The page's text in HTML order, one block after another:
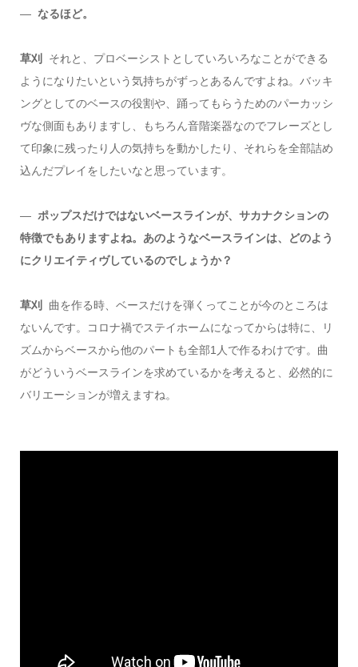
― なるほど。
草刈 それと、プロベーシストとしていろいろなことができる
ようになりたいという気持ちがずっとあるんですよね。バッキ
ングとしてのベースの役割や、踊ってもらうためのパーカッシ
ヴな側面もありますし、もちろん音階楽器なのでフレーズとし
て印象に残ったり人の気持ちを動かしたり、それらを全部詰め
込んだプレイをしたいなと思っています。
― ポップスだけではないベースラインが、サカナクションの
特徴でもありますよね。あのようなベースラインは、どのよう
にクリエイティヴしているのでしょうか？
草刈 曲を作る時、ベースだけを弾くってことが今のところは
ないんです。コロナ禍でステイホームになってからは特に、リ
ズムからベースから他のパートも全部1人で作るわけです。曲
がどういうベースラインを求めているかを考えると、必然的に
バリエーションが増えますね。